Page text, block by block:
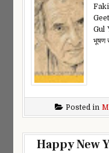
Gul
भूषण
Posted in
Happy New